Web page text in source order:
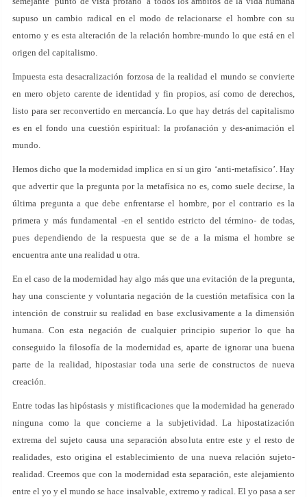
supuso un cambio radical en el modo de relacionarse el hombre con su
entorno y es esta alteración de la relación hombre-mundo lo que está en el
origen del capitalismo.
Impuesta esta desacralización forzosa de la realidad el mundo se convierte
en mero objeto carente de identidad y fin propios, así como de derechos,
listo para ser reconvertido en mercancía. Lo que hay detrás del capitalismo
es en el fondo una cuestión espiritual: la profanación y des-animación el
mundo.
Hemos dicho que la modernidad implica en sí un giro ‘anti-metafísico’. Hay
que advertir que la pregunta por la metafísica no es, como suele decirse, la
última pregunta a que debe enfrentarse el hombre, por el contrario es la
primera y más fundamental -en el sentido estricto del término- de todas,
pues dependiendo de la respuesta que se de a la misma el hombre se
encuentra ante una realidad u otra.
En el caso de la modernidad hay algo más que una evitación de la pregunta,
hay una consciente y voluntaria negación de la cuestión metafísica con la
intención de construir su realidad en base exclusivamente a la dimensión
humana. Con esta negación de cualquier principio superior lo que ha
conseguido la filosofía de la modernidad es, aparte de ignorar una buena
parte de la realidad, hipostasiar toda una serie de constructos de nueva
creación.
Entre todas las hipóstasis y mistificaciones que la modernidad ha generado
ninguna como la que concierne a la subjetividad. La hipostatización
extrema del sujeto causa una separación absoluta entre este y el resto de
realidades, esto origina el establecimiento de una nueva relación sujeto-
realidad. Creemos que con la modernidad esta separación, este alejamiento
entre el yo y el mundo se hace insalvable, extremo y radical. El yo pasa a ser